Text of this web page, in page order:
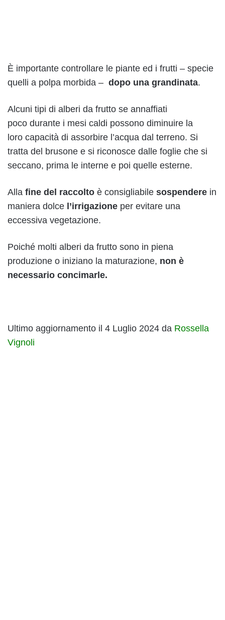
È importante controllare le piante ed i frutti – specie
quelli a polpa morbida – dopo una grandinata.
Alcuni tipi di alberi da frutto se annaffiati
poco durante i mesi caldi possono diminuire la
loro capacità di assorbire l’acqua dal terreno. Si
tratta del brusone e si riconosce dalle foglie che si
seccano, prima le interne e poi quelle esterne.
Alla fine del raccolto è consigliabile sospendere in
maniera dolce l’irrigazione per evitare una
eccessiva vegetazione.
Poiché molti alberi da frutto sono in piena
produzione o iniziano la maturazione, non è
necessario concimarle.
Ultimo aggiornamento il 4 Luglio 2024 da Rossella
Vignoli